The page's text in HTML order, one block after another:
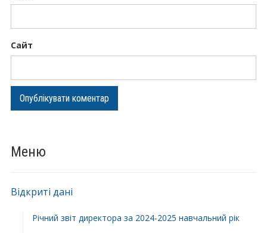
Меню
Відкриті дані
Річний звіт директора за 2024-2025 навчальний рік
Сайт